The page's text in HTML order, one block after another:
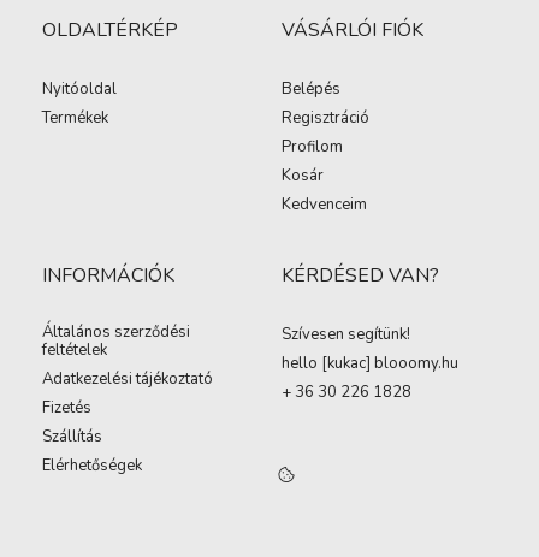
OLDALTÉRKÉP
Nyitóoldal
Termékek
VÁSÁRLÓI FIÓK
Belépés
Regisztráció
Profilom
Kosár
Kedvenceim
INFORMÁCIÓK
Általános szerződési
feltételek
Adatkezelési tájékoztató
Fizetés
Szállítás
Elérhetőségek
KÉRDÉSED VAN?
Szívesen segítünk!
hello [kukac] blooomy.hu
+ 36 30 226 1828